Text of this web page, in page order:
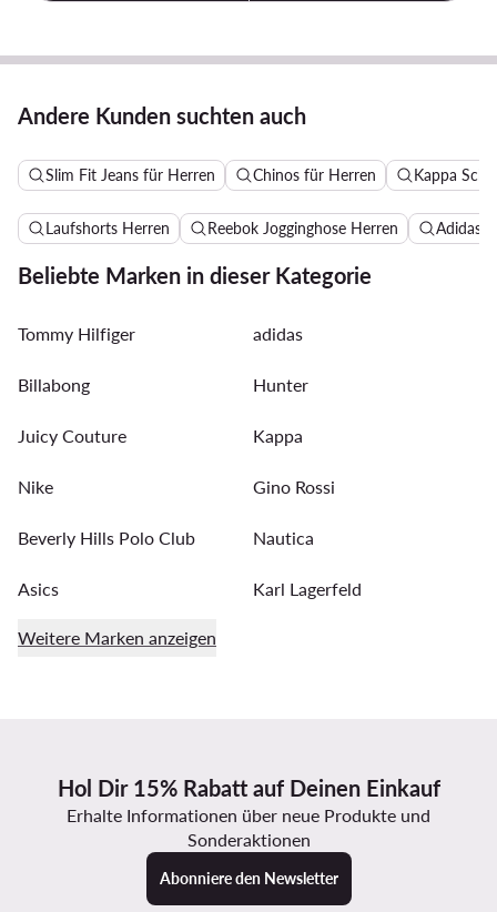
Andere Kunden suchten auch
Slim Fit Jeans für Herren Chinos für Herren Kappa
Laufshorts Herren Reebok Jogginghose Herren Adidas
Beliebte Marken in dieser Kategorie
Tommy Hilfiger adidas
Billabong Hunter
Juicy Couture Kappa
Nike Gino Rossi
Beverly Hills Polo Club Nautica
Asics Karl Lagerfeld
Weitere Marken anzeigen
Hol Dir 15% Rabatt auf Deinen Einkauf
Erhalte Informationen über neue Produkte und
Sonderaktionen
Abonniere den Newsletter